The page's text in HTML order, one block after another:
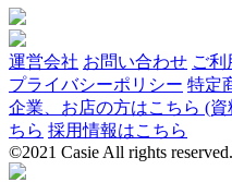
運営会社 お問い合わせ ご利
プライバシーポリシー 特定
企業、お店の方はこちら (資
ちら 採用情報はこちら
©2021 Casie All rights reserved.